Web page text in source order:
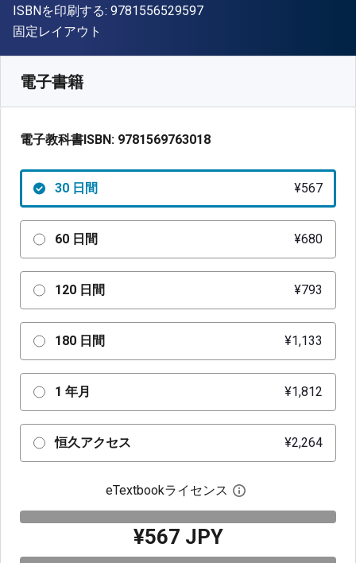
ISBNを印刷する: 9781556529597"ISBN-13 9781556529597"
形式
固定レイアウト
電子書籍
電子教科書ISBN: 9781569763018
30 日間 ¥567
60 日間 ¥680
120 日間 ¥793
180 日間 ¥1,133
1 年月 ¥1,812
恒久アクセス ¥2,264
eTextbookライセンス デジタルライセン
¥567 JPY